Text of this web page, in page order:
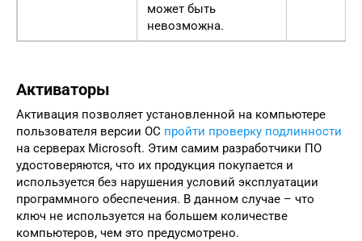
может быть
невозможна.
Активаторы
Активация позволяет установленной на компьютере
пользователя версии ОС пройти проверку подлинности
на серверах Microsoft. Этим самим разработчики ПО
удостоверяются, что их продукция покупается и
используется без нарушения условий эксплуатации
программного обеспечения. В данном случае – что
ключ не используется на большем количестве
компьютеров, чем это предусмотрено.